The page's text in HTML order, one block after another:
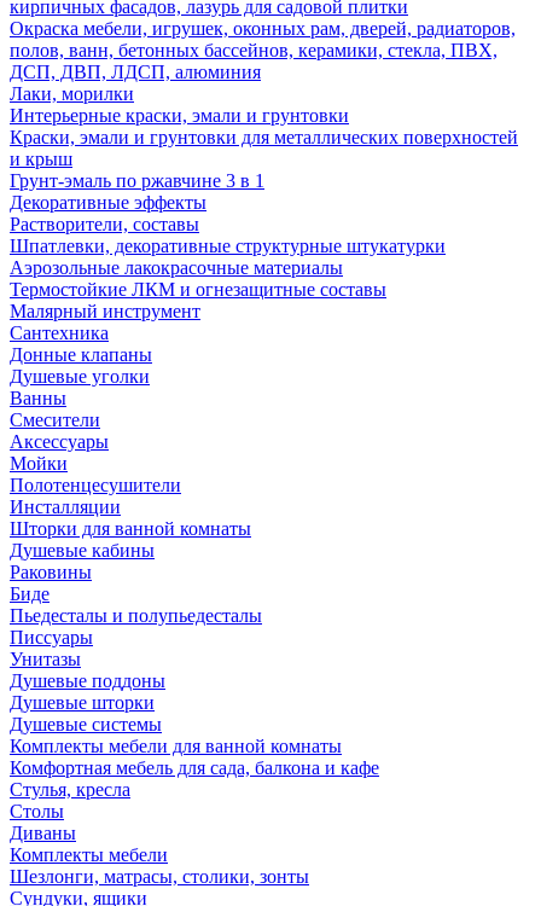
кирпичных фасадов, лазурь для садовой плитки
Окраска мебели, игрушек, оконных рам, дверей, радиаторов,
полов, ванн, бетонных бассейнов, керамики, стекла, ПВХ,
ДСП, ДВП, ЛДСП, алюминия
Лаки, морилки
Интерьерные краски, эмали и грунтовки
Краски, эмали и грунтовки для металлических поверхностей
и крыш
Грунт-эмаль по ржавчине 3 в 1
Декоративные эффекты
Растворители, составы
Шпатлевки, декоративные структурные штукатурки
Аэрозольные лакокрасочные материалы
Термостойкие ЛКМ и огнезащитные составы
Малярный инструмент
Сантехника
Донные клапаны
Душевые уголки
Ванны
Смесители
Аксессуары
Мойки
Полотенцесушители
Инсталляции
Шторки для ванной комнаты
Душевые кабины
Раковины
Биде
Пьедесталы и полупьедесталы
Писсуары
Унитазы
Душевые поддоны
Душевые шторки
Душевые системы
Комплекты мебели для ванной комнаты
Комфортная мебель для сада, балкона и кафе
Стулья, кресла
Столы
Диваны
Комплекты мебели
Шезлонги, матрасы, столики, зонты
Сундуки, ящики